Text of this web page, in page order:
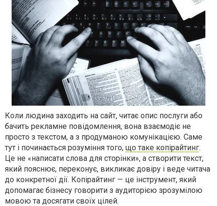
Коли людина заходить на сайт, читає опис послуги або
бачить рекламне повідомлення, вона взаємодіє не
просто з текстом, а з продуманою комунікацією. Саме
тут і починається розуміння того, що таке копірайтинг.
Це не «написати слова для сторінки», а створити текст,
який пояснює, переконує, викликає довіру і веде читача
до конкретної дії. Копірайтинг — це інструмент, який
допомагає бізнесу говорити з аудиторією зрозумілою
мовою та досягати своїх цілей.